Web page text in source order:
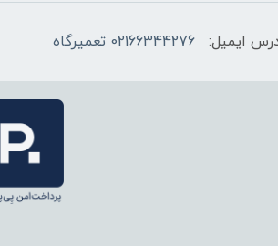
ایمیل: 02166344276 تعمیرگاه